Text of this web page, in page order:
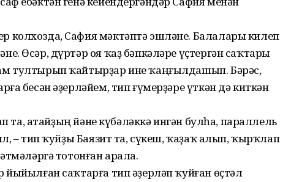
колхозда, Сафия мәктәптә эшләне. Балалары килеп
Өсәр, дүртәр оя ҡаҙ бәпкәләре үҫтергән саҡтары
тултырып ҡайтырҙар ине ҡаңғылдашып. Бәрәс,
бесән әҙерләйем, тип ғүмерҙәре үткән дә киткән
та, атайҙың йәне күбәләккә ингән булһа, параллель
– тип ҡуйҙы Баязит та, сүкеш, ҡаҙаҡ алып, ҡырҡлап
тотонған арала.
йыйылған саҡтарға тип әҙерләп ҡуйған өҫтәл